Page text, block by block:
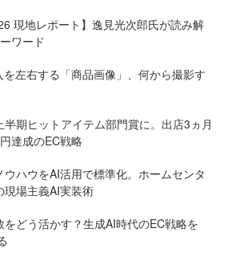
現地レポート】逸見光次郎氏が読み解
ワード
左右する「商品画像」、何から撮影す
期ヒットアイテム部門賞に。出店3ヵ月
達成のEC戦略
ハウをAI活用で標準化。ホームセンタ
現場主義AI実装術
をどう活かす？生成AI時代のEC戦略を